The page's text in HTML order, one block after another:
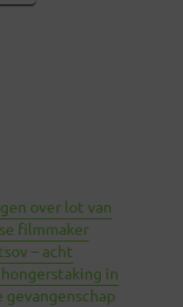
over lot van
filmmaker
– acht
in
gevangenschap